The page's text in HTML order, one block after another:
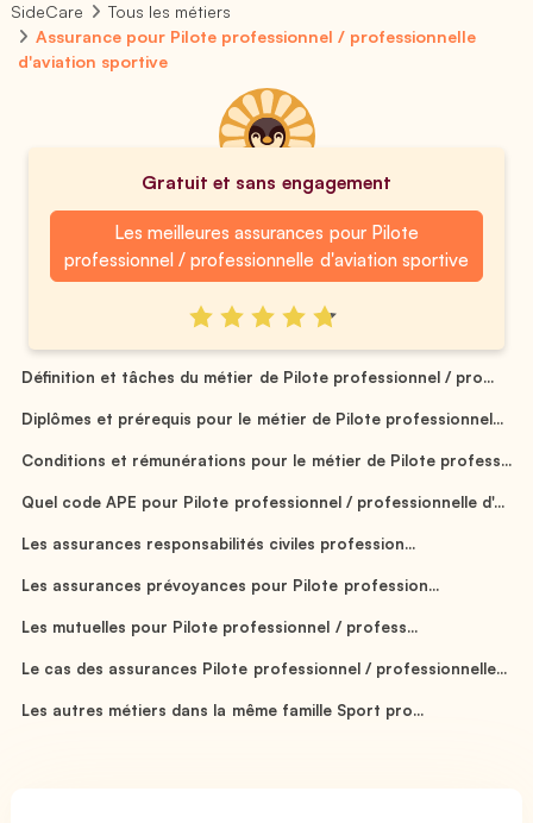
SideCare
Tous les métiers
Assurance pour Pilote professionnel / professionnelle
d'aviation sportive
Gratuit et sans engagement
Les meilleures assurances pour Pilote
professionnel / professionnelle d'aviation sportive
Définition et tâches du métier de Pilote professionnel / pro...
Diplômes et prérequis pour le métier de Pilote professionnel...
Conditions et rémunérations pour le métier de Pilote profess...
Quel code APE pour Pilote professionnel / professionnelle d'...
Les assurances responsabilités civiles profession...
Les assurances prévoyances pour Pilote profession...
Les mutuelles pour Pilote professionnel / profess...
Le cas des assurances Pilote professionnel / professionnelle...
Les autres métiers dans la même famille Sport pro...